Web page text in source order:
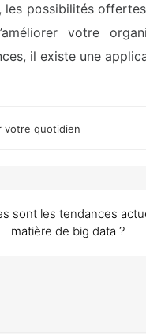
les possibilités
votre
il existe une
votre quotidien
sont les tendances
matière de big data ?